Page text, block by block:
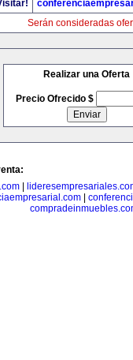
Serán consideradas
Realizar una Oferta
Precio Ofrecido $